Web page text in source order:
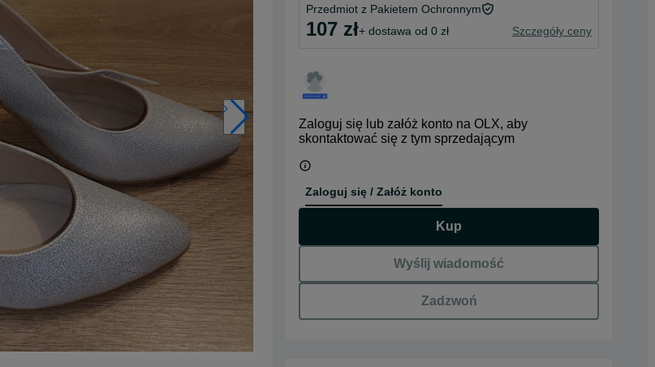
Przedmiot z Pakietem Ochronnym
107 zł+ dostawa od 0 zł Szczegóły ceny
Zaloguj się lub załóż konto na OLX, aby
skontaktować się z tym sprzedającym
Zaloguj się / Załóż konto
Kup
Wyślij wiadomość
Zadzwoń